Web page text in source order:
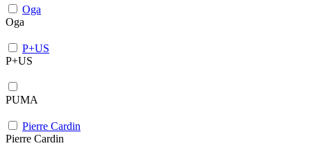
Oga
Oga
P+US
P+US
PUMA
Pierre Cardin
Pierre Cardin